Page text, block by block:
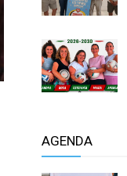
AGENDA